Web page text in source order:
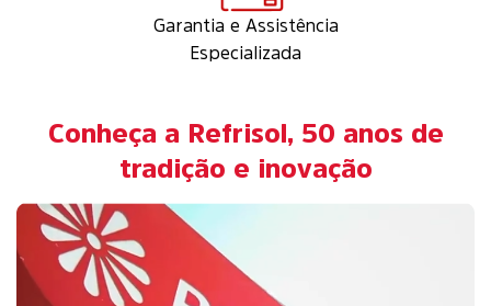
Garantia e Assistência
Especializada
Conheça a Refrisol, 50 anos de
tradição e inovação